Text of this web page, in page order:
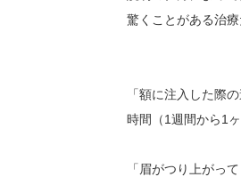
驚くことがある治療
「額に注入した際
時間（1週間から1
「眉がつり上がっ